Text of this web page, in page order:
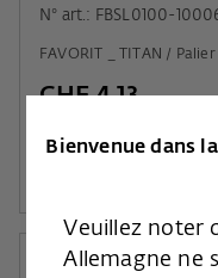
N° art.: FBSL0100-
FAVORIT _ TITAN /
CHF 4.13
Bienvenue dans
Veuillez noter
Allemagne ne